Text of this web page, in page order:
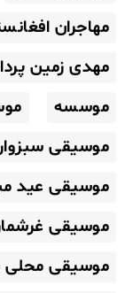
مهاجران
مهدی زمین
موسسه
موسیقی سبزوار
موسیقی عید
موسیقی
موسیقی محلی